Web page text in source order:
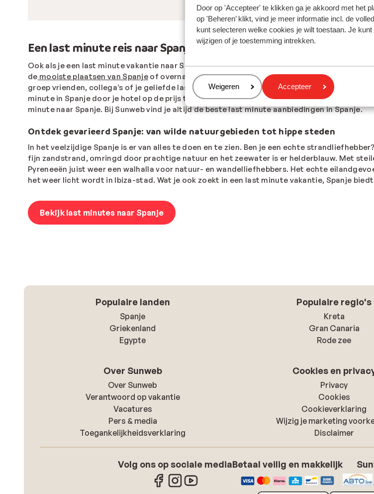
Door op 'Accepteer' te klikken ga je akkoord met het
op 'Beheren’ klikt, vind je meer informatie incl. de
kunt selecteren welke cookies je wilt toestaan. Je
wijzigen of je toestemming intrekken.
Beheren
Weigeren Accepteer
Een last minute reis naar Spanje voor ieder reisgezelschap
Ook als je een last minute vakantie naar Spanje zoekt, heb je ruime keuze aan hotels,
de mooiste plaatsen van Spanje of overnacht je liever in een hotel aan de kust? Ontdek dan
groep vrienden, collega’s of je geliefde last minute wilt reizen: je vindt ook kort voor
minute in Spanje door je hotel op de prijs te selecteren. Wil je helemaal nergens aan
minute naar Spanje. Bij Sunweb vind je altijd de beste last minute aanbiedingen in Spanje.
Ontdek gevarieerd Spanje: van wilde natuurgebieden tot hippe steden
In het veelzijdige Spanje is er van alles te doen en te zien. Ben je een echte
fijn zandstrand, omringd door prachtige natuur en het zeewater is er helderblauw. Met
Pyreneeën juist weer een walhalla voor natuur- en wandelliefhebbers. Het echte
het weer licht wordt in Ibiza-stad. Wat je ook zoekt in een last minute vakantie, Spanje
Bekijk last minutes naar Spanje
Populaire landen
Spanje
Griekenland
Egypte
Populaire regio's
Kreta
Gran Canaria
Rode zee
Over Sunweb
Over Sunweb
Verantwoord op vakantie
Vacatures
Pers & media
Toegankelijkheidsverklaring
Cookies en
Privacy
Cookies
Cookieverklaring
Wijzig je marketing
Disclaimer
Volg ons op sociale mediaBetaal veilig en makkelijk